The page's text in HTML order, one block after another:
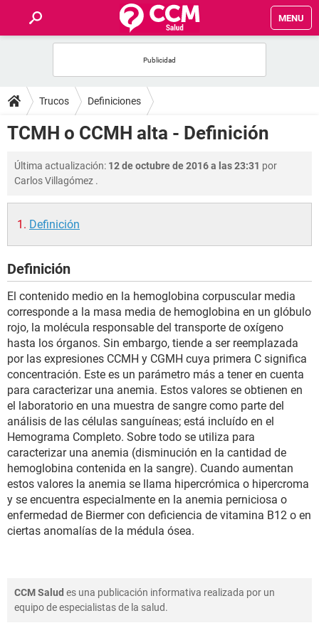
MENU
FOROS
SALUD
FAMILIA
NUTRICIÓN
SEXUALIDAD
GLOSARIO
Trucos Definiciones
TCMH o CCMH alta - Definición
Última actualización: 12 de octubre de 2016 a las 23:31 por
Carlos Villagómez .
Definición
Definición
El contenido medio en la hemoglobina corpuscular media
corresponde a la masa media de hemoglobina en un glóbulo
rojo, la molécula responsable del transporte de oxígeno
hasta los órganos. Sin embargo, tiende a ser reemplazada
por las expresiones CCMH y CGMH cuya primera C significa
concentración. Este es un parámetro más a tener en cuenta
para caracterizar una anemia. Estos valores se obtienen en
el laboratorio en una muestra de sangre como parte del
análisis de las células sanguíneas; está incluído en el
Hemograma Completo. Sobre todo se utiliza para
caracterizar una anemia (disminución en la cantidad de
hemoglobina contenida en la sangre). Cuando aumentan
estos valores la anemia se llama hipercrómica o hipercroma
y se encuentra especialmente en la anemia perniciosa o
enfermedad de Biermer con deficiencia de vitamina B12 o en
ciertas anomalías de la médula ósea.
CCM Salud es una publicación informativa realizada por un
equipo de especialistas de la salud.